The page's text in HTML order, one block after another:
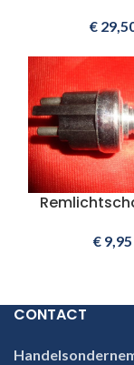
€
€ 9,95
CONTACT